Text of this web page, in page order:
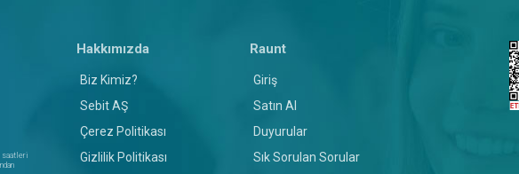
saatleri
Hakkımızda
Biz Kimiz?
Sebit AŞ
Çerez Politikası
Gizlilik Politikası
Raunt
Giriş
Satın Al
Duyurular
Sık Sorulan Sorular